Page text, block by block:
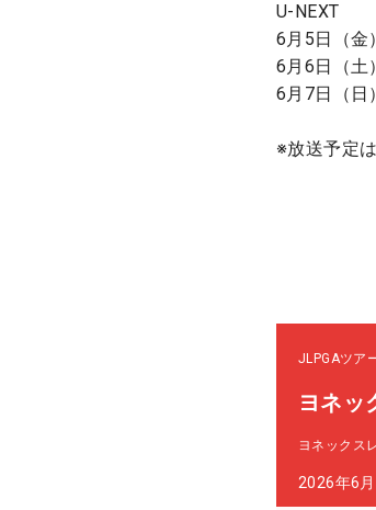
U-NEXT
6月5日（金
6月6日（土
6月7日（日
※放送予定
JLPGAツア
ヨネッ
ヨネックス
2026年6